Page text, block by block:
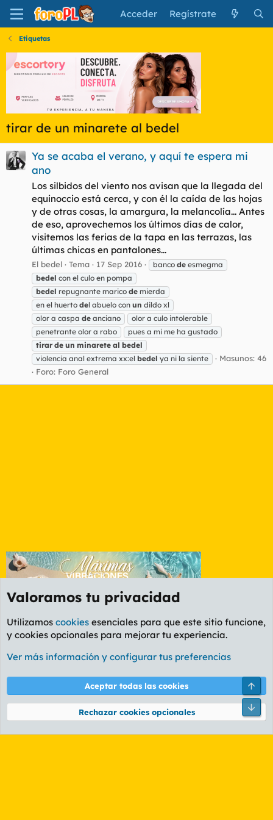
Acceder Regístrate
Etiquetas
tirar de un minarete al bedel
Ya se acaba el verano, y aquí te espera mi
ano
Los silbidos del viento nos avisan que la llegada del
equinoccio está cerca, y con él la caída de las hojas
y de otras cosas, la amargura, la melancolía... Antes
de eso, aprovechemos los últimos días de calor,
visitemos las ferias de la tapa en las terrazas, las
últimas chicas en pantalones...
El bedel Tema 17 Sep 2016 banco de esmegma
bedel con el culo en pompa
bedel repugnante marico de mierda
en el huerto del abuelo con un dildo xl
olor a caspa de anciano
olor a culo intolerable
penetrante olor a rabo
pues a mi me ha gustado
tirar de un minarete al bedel
violencia anal extrema xx:el bedel ya ni la siente
Masunos: 46
Foro: Foro General
Etiquetas
Cookies
PL OLDSTYLE AMARILLO
Términos y reglas Política de privacidad Ayuda
Community platform by XenForo® © 2010-2026 XenForo Ltd.
Valoramos tu privacidad
Utilizamos cookies esenciales para que este sitio funcione,
y cookies opcionales para mejorar tu experiencia.
Ver más información y configurar tus preferencias
Aceptar todas las cookies
Rechazar cookies opcionales
Pie